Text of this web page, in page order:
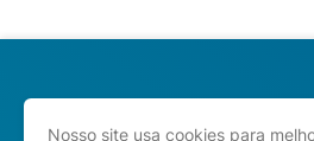
Nosso site usa cookies para